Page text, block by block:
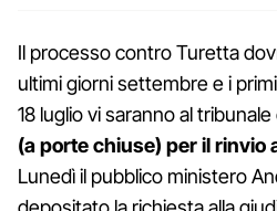
Il processo contro Turetta
ultimi giorni settembre e i
18 luglio vi saranno al
(a porte chiuse) per il rinvio
Lunedì il pubblico ministero